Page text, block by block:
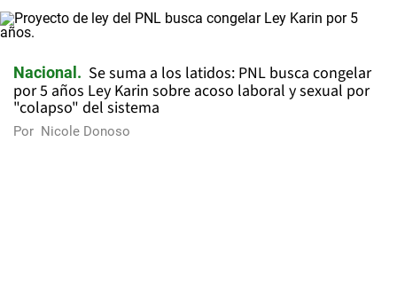
Nacional
Se suma a los latidos: PNL busca congelar
por 5 años Ley Karin sobre acoso laboral y sexual por
"colapso" del sistema
Por Nicole Donoso